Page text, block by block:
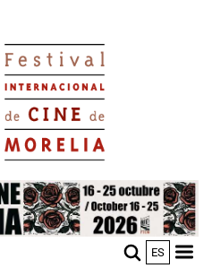
ES